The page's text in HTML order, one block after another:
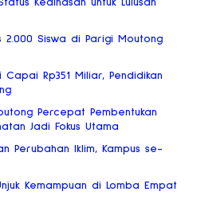
2.000 Siswa di Parigi Moutong
Rp351 Miliar, Pendidikan
Percepat Pembentukan
Jadi Fokus Utama
Perubahan Iklim, Kampus se-
Kemampuan di Lomba Empat